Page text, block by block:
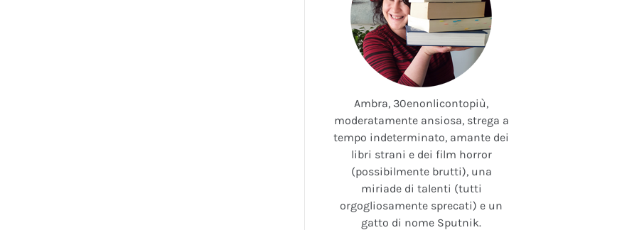
Ambra, 30enonlicontopiù,
moderatamente ansiosa, strega a
tempo indeterminato, amante dei
libri strani e dei film horror
(possibilmente brutti), una
miriade di talenti (tutti
orgogliosamente sprecati) e un
gatto di nome Sputnik.